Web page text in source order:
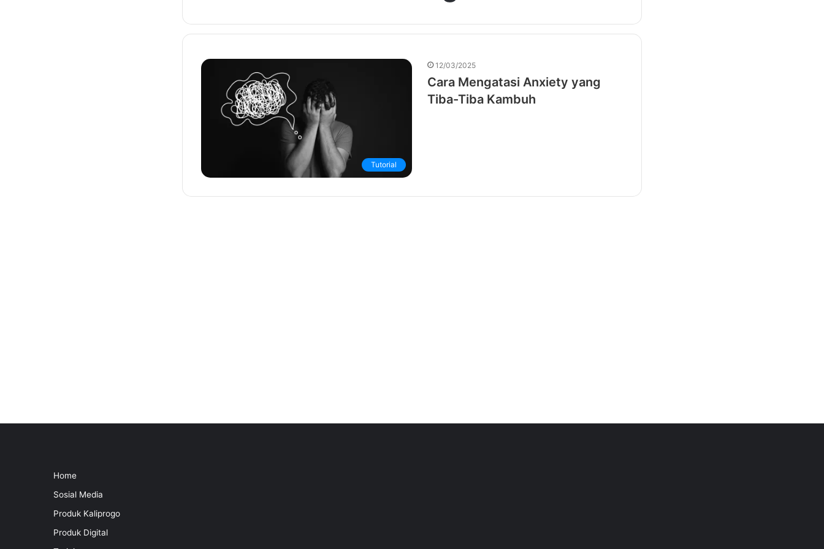
Tutorial
12/03/2025
Cara Mengatasi Anxiety yang
Tiba-Tiba Kambuh
Home
Sosial Media
Produk Kaliprogo
Produk Digital